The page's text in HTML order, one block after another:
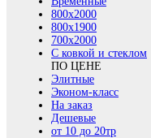
800х2000
800x1900
700x2000
С ковкой и стеклом
ПО ЦЕНЕ
Элитные
Эконом-класс
На заказ
Дешевые
от 10 до 20тр